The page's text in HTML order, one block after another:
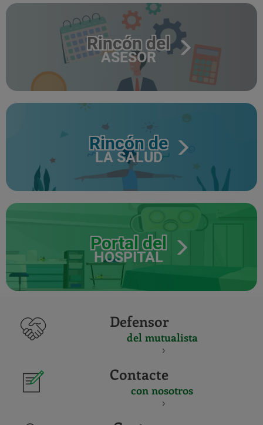
Rincón del
ASESOR
Rincón de
LA SALUD
Portal del
HOSPITAL
Defensor
del mutualista
Contacte
con nosotros